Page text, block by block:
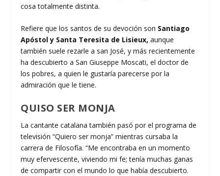
cosa totalmente distinta.
Refiere que los santos de su devoción son Santiago
Apóstol y Santa Teresita de Lisieux,aunque
también suele rezarle a san José, y más recientemente
ha descubierto a San Giuseppe Moscati, el doctor de
los pobres, a quien le gustaría parecerse por la
admiración que le tiene.
QUISO SER MONJA
La cantante catalana también pasó por el programa de
televisión “Quiero ser monja” mientras cursaba la
carrera de Filosofía. “Me encontraba en un momento
muy efervescente, viviendo mi fe; tenía muchas ganas
de compartir con el mundo lo que había descubierto.